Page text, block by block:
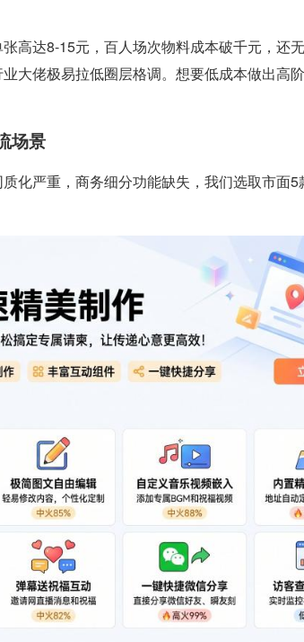
高达8-15元，百人场次物料成本破千元，还
大佬极易拉低圈层格调。想要低成本做出高
场景
化严重，商务细分功能缺失，我们选取市面